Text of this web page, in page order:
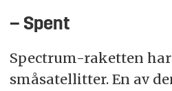
– Spent
Spectrum-raketten
småsatellitter. En av